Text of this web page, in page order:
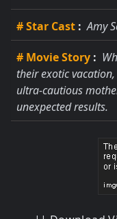
# Star Cast : Amy
# Movie Story :
their exotic
ultra-cautious
unexpected results.